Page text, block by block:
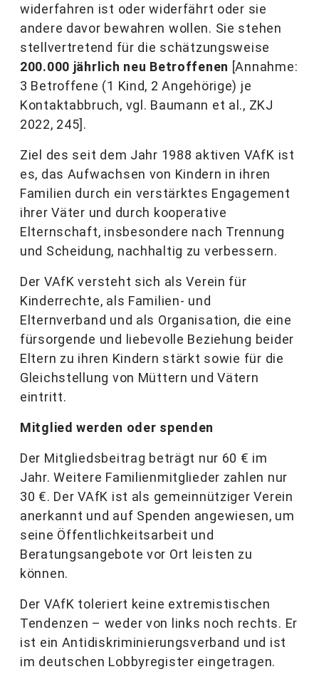
widerfahren ist oder widerfährt oder sie
andere davor bewahren wollen. Sie stehen
stellvertretend für die schätzungsweise
200.000 jährlich neu Betroffenen [Annahme:
3 Betroffene (1 Kind, 2 Angehörige) je
Kontaktabbruch, vgl. Baumann et al., ZKJ
2022, 245].
Ziel des seit dem Jahr 1988 aktiven VAfK ist
es, das Aufwachsen von Kindern in ihren
Familien durch ein verstärktes Engagement
ihrer Väter und durch kooperative
Elternschaft, insbesondere nach Trennung
und Scheidung, nachhaltig zu verbessern.
Der VAfK versteht sich als Verein für
Kinderrechte, als Familien- und
Elternverband und als Organisation, die eine
fürsorgende und liebevolle Beziehung beider
Eltern zu ihren Kindern stärkt sowie für die
Gleichstellung von Müttern und Vätern
eintritt.
Mitglied werden oder spenden
Der Mitgliedsbeitrag beträgt nur 60 € im
Jahr. Weitere Familienmitglieder zahlen nur
30 €. Der VAfK ist als gemeinnütziger Verein
anerkannt und auf Spenden angewiesen, um
seine Öffentlichkeitsarbeit und
Beratungsangebote vor Ort leisten zu
können.
Der VAfK toleriert keine extremistischen
Tendenzen – weder von links noch rechts. Er
ist ein Antidiskriminierungsverband und ist
im deutschen Lobbyregister eingetragen.